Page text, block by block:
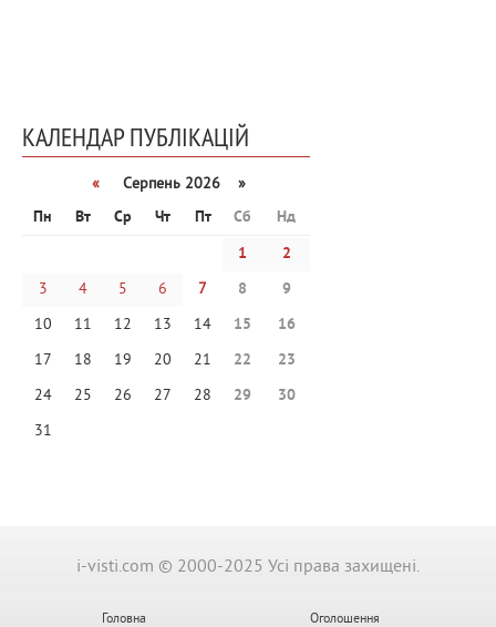
КАЛЕНДАР ПУБЛІКАЦІЙ
«
Серпень 2026 »
Пн
Вт Ср Чт Пт Сб
Нд
1
2
3
4 5 6 7 8
9
10
11 12 13 14 15
16
17
18 19 20 21 22
23
24
25 26 27 28 29
30
31
i-visti.com © 2000-2025 Усі права захищені.
Головна Оголошення